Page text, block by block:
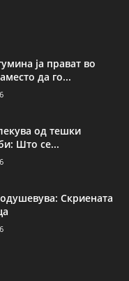
ја прават во
да го...
од тешки
Што се...
Скриената